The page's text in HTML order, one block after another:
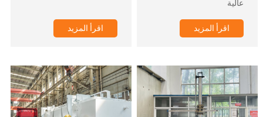
عالية
اقرأ المزيد اقرأ المزيد